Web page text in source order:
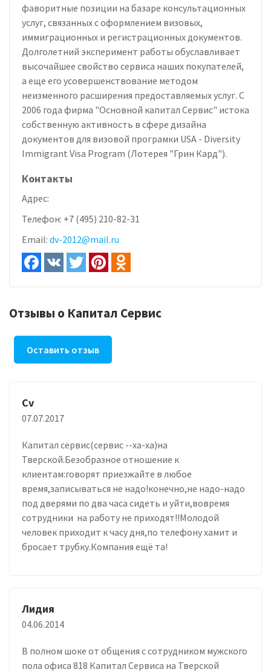
фаворитные позиции на базаре консультационных
услуг, связанных с оформлением визовых,
иммиграционных и регистрационных документов.
Долголетний эксперимент работы обуславливает
высочайшее свойство сервиса наших покупателей,
а еще его усовершенствование методом
неизменного расширения предоставляемых услуг. С
2006 года фирма "Основной капитал Сервис" истока
собственную активность в сфере дизайна
документов для визовой програмки USA - Diversity
Immigrant Visa Program (Лотерея "Грин Кард").
Контакты
Адрес:
Телефон: +7 (495) 210-82-31
Email: dv-2012@mail.ru
Отзывы о Капитал Сервис
Оставить отзыв
Cv
07.07.2017
Капитал сервис(сервис --ха-ха)на
Тверской.Безобразное отношение к
клиентам:говорят приезжайте в любое
время,записываться не надо!конечно,не надо-надо
под дверями по два часа сидеть и уйти,вовремя
сотрудники на работу не приходят!!Молодой
человек приходит к часу дня,по телефону хамит и
бросает трубку.Компания ещё та!
Лидия
04.06.2014
В полном шоке от общения с сотрудником мужского
пола офиса 818 Капитал Сервиса на Тверской